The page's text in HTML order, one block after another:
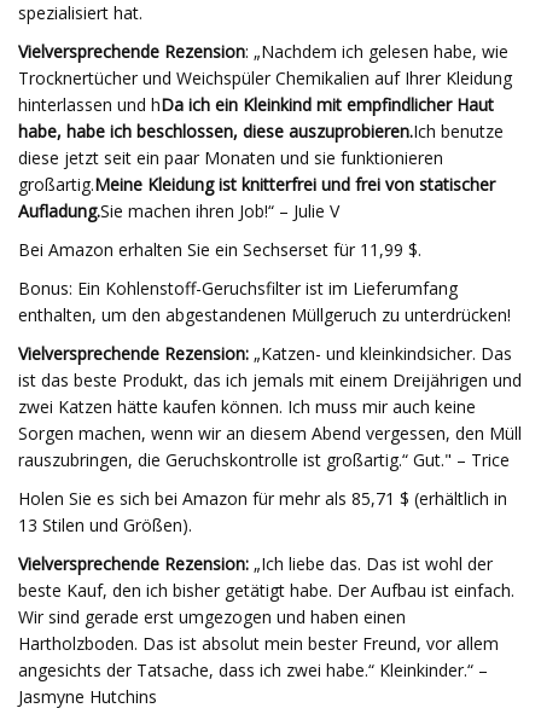
spezialisiert hat.
Vielversprechende Rezension: „Nachdem ich gelesen habe, wie
Trocknertücher und Weichspüler Chemikalien auf Ihrer Kleidung
hinterlassen und hDa ich ein Kleinkind mit empfindlicher Haut
habe, habe ich beschlossen, diese auszuprobieren.Ich benutze
diese jetzt seit ein paar Monaten und sie funktionieren
großartig.Meine Kleidung ist knitterfrei und frei von statischer
Aufladung.Sie machen ihren Job!“ – Julie V
Bei Amazon erhalten Sie ein Sechserset für 11,99 $.
Bonus: Ein Kohlenstoff-Geruchsfilter ist im Lieferumfang
enthalten, um den abgestandenen Müllgeruch zu unterdrücken!
Vielversprechende Rezension: „Katzen- und kleinkindsicher. Das
ist das beste Produkt, das ich jemals mit einem Dreijährigen und
zwei Katzen hätte kaufen können. Ich muss mir auch keine
Sorgen machen, wenn wir an diesem Abend vergessen, den Müll
rauszubringen, die Geruchskontrolle ist großartig.“ Gut." – Trice
Holen Sie es sich bei Amazon für mehr als 85,71 $ (erhältlich in
13 Stilen und Größen).
Vielversprechende Rezension: „Ich liebe das. Das ist wohl der
beste Kauf, den ich bisher getätigt habe. Der Aufbau ist einfach.
Wir sind gerade erst umgezogen und haben einen
Hartholzboden. Das ist absolut mein bester Freund, vor allem
angesichts der Tatsache, dass ich zwei habe.“ Kleinkinder.“ –
Jasmyne Hutchins